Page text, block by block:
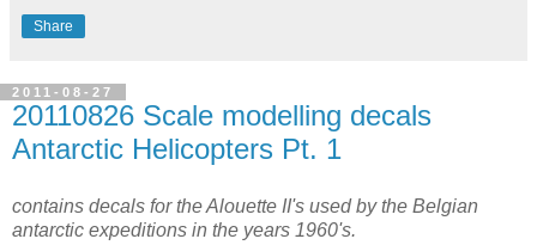
Share
2011-08-27
20110826 Scale modelling decals
Antarctic Helicopters Pt. 1
contains decals for the Alouette II's used by the Belgian
antarctic expeditions in the years 1960's.